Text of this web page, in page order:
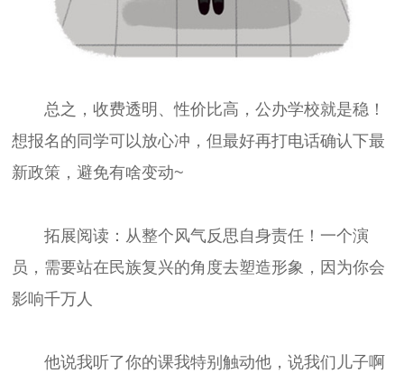
总之，收费透明、性价比高，公办学校就是稳！
想报名的同学可以放心冲，但最好再打电话确认下最
新政策，避免有啥变动~
拓展阅读：从整个风气反思自身责任！一个演
员，需要站在民族复兴的角度去塑造形象，因为你会
影响千万人
他说我听了你的课我特别触动他，说我们儿子啊